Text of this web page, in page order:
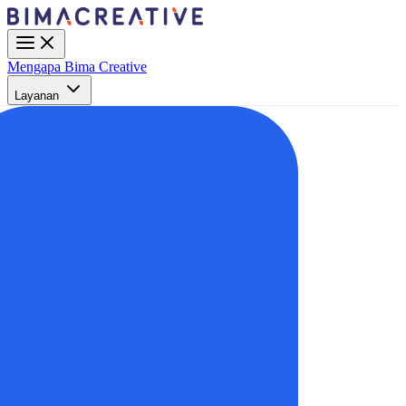
Mengapa Bima Creative
Layanan